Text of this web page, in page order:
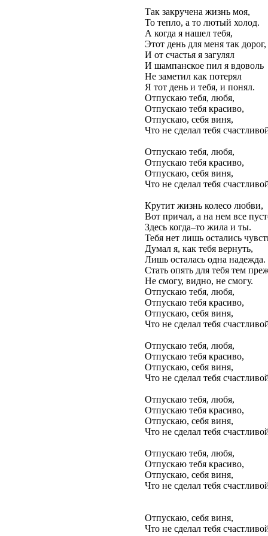
Так закручена жизнь моя,
То тепло, а то лютый холод.
А когда я нашел тебя,
Этот день для меня так дорог,
И от счастья я загулял
И шампанское пил я вдоволь
Не заметил как потерял
Я тот день и тебя, и понял.
Отпускаю тебя, любя,
Отпускаю тебя красиво,
Отпускаю, себя виня,
Что не сделал тебя
Отпускаю тебя, любя,
Отпускаю тебя красиво,
Отпускаю, себя виня,
Что не сделал тебя
Крутит жизнь колесо любви,
Вот причал, а на нем все
Здесь когда–то жила и ты.
Тебя нет лишь остались
Думал я, как тебя вернуть,
Лишь осталась одна надежда.
Стать опять для тебя тем
Не смогу, видно, не смогу.
Отпускаю тебя, любя,
Отпускаю тебя красиво,
Отпускаю, себя виня,
Что не сделал тебя
Отпускаю тебя, любя,
Отпускаю тебя красиво,
Отпускаю, себя виня,
Что не сделал тебя
Отпускаю тебя, любя,
Отпускаю тебя красиво,
Отпускаю, себя виня,
Что не сделал тебя
Отпускаю тебя, любя,
Отпускаю тебя красиво,
Отпускаю, себя виня,
Что не сделал тебя
Отпускаю, себя виня,
Что не сделал тебя